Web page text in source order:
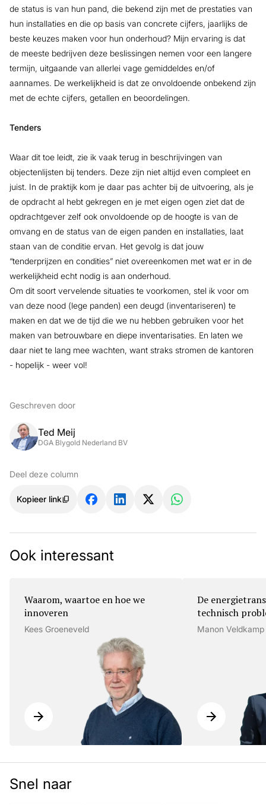
de status is van hun pand, die bekend zijn met de prestaties van
hun installaties en die op basis van concrete cijfers, jaarlijks de
beste keuzes maken voor hun onderhoud? Mijn ervaring is dat
de meeste bedrijven deze beslissingen nemen voor een langere
termijn, uitgaande van allerlei vage gemiddeldes en/of
aannames. De werkelijkheid is dat ze onvoldoende onbekend zijn
met de echte cijfers, getallen en beoordelingen.
Tenders
Waar dit toe leidt, zie ik vaak terug in beschrijvingen van
objectenlijsten bij tenders. Deze zijn niet altijd even compleet en
juist. In de praktijk kom je daar pas achter bij de uitvoering, als je
de opdracht al hebt gekregen en je met eigen ogen ziet dat de
opdrachtgever zelf ook onvoldoende op de hoogte is van de
omvang en de status van de eigen panden en installaties, laat
staan van de conditie ervan. Het gevolg is dat jouw
“tenderprijzen en condities” niet overeenkomen met wat er in de
werkelijkheid echt nodig is aan onderhoud.
Om dit soort vervelende situaties te voorkomen, stel ik voor om
van deze nood (lege panden) een deugd (inventariseren) te
maken en dat we de tijd die we nu hebben gebruiken voor het
maken van betrouwbare en diepe inventarisaties. En laten we
daar niet te lang mee wachten, want straks stromen de kantoren
- hopelijk - weer vol!
Geschreven door
Ted Meij
DGA Blygold Nederland BV
Deel deze column
Kopieer link
Ook interessant
Waarom, waartoe en hoe we
innoveren
Kees Groeneveld
De
technisch
Manon Veldkamp
Snel naar